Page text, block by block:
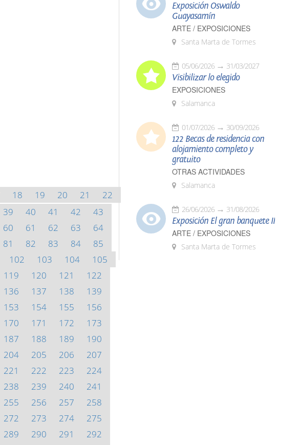
18 19 20 21
22
39 40 41 42
43
60 61 62 63
64
81 82 83 84
85
102 103 104
105
119 120 121
122
136 137 138
139
153 154 155
156
170 171 172
173
187 188 189
190
204 205 206
207
221 222 223
224
238 239 240
241
255 256 257
258
272 273 274
275
289 290 291
292
Exposición Oswaldo
Guayasamín
ARTE / EXPOSICIONES
Santa Marta de Tormes
05/06/2026 31/03/2027
Visibilizar lo elegido
EXPOSICIONES
Salamanca
01/07/2026 30/09/2026
122 Becas de residencia con
alojamiento completo y
gratuito
OTRAS ACTIVIDADES
Salamanca
26/06/2026 31/08/2026
Exposición El gran banquete II
ARTE / EXPOSICIONES
Santa Marta de Tormes